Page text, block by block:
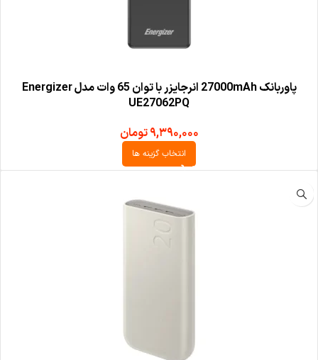
پاوربانک 27000mAh انرجایزر با توان 65 وات مدل Energizer
UE27062PQ
۹,۳۹۰,۰۰۰تومان
انتخاب گزینه ها